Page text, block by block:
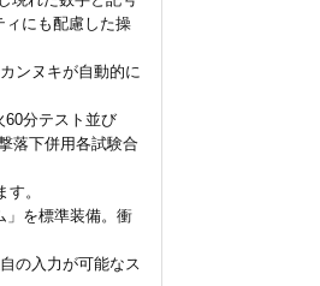
ィにも配慮した操
ンヌキが自動的に
分テスト並び
落下併用各試験合
。
」を標準装備。衝
の入力が可能なス